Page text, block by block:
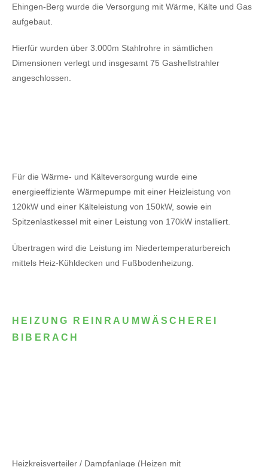
Ehingen-Berg wurde die Versorgung mit Wärme, Kälte und Gas
aufgebaut.
Hierfür wurden über 3.000m Stahlrohre in sämtlichen
Dimensionen verlegt und insgesamt 75 Gashellstrahler
angeschlossen.
Für die Wärme- und Kälteversorgung wurde eine
energieeffiziente Wärmepumpe mit einer Heizleistung von
120kW und einer Kälteleistung von 150kW, sowie ein
Spitzenlastkessel mit einer Leistung von 170kW installiert.
Übertragen wird die Leistung im Niedertemperaturbereich
mittels Heiz-Kühldecken und Fußbodenheizung.
HEIZUNG REINRAUMWÄSCHEREI
BIBERACH
Heizkreisverteiler / Dampfanlage (Heizen mit